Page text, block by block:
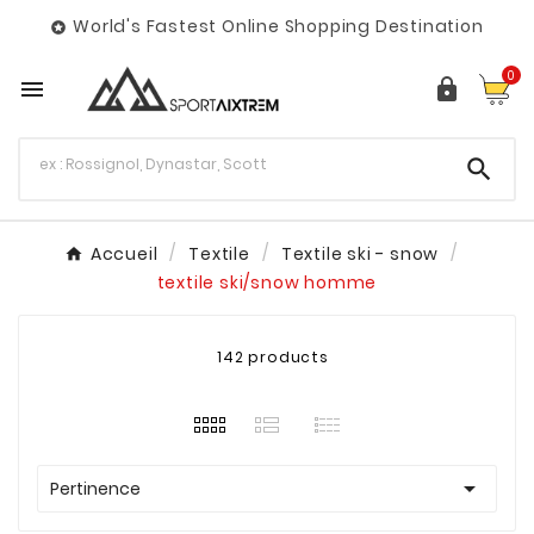
 World's Fastest Online Shopping Destination
  0

Accueil Textile
Textile ski - snow
textile ski/snow homme
142 products
Pertinence 